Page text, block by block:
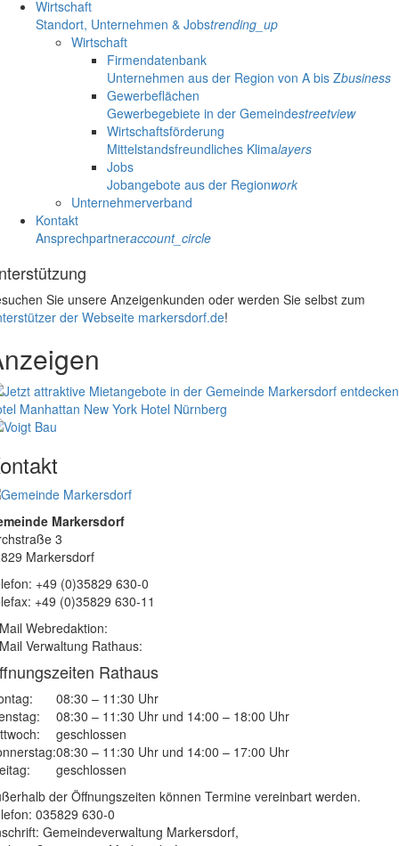
Wirtschaft
Standort, Unternehmen & Jobstrending_up
Wirtschaft
Firmendatenbank
Unternehmen aus der Region von A bis Zbusiness
Gewerbeflächen
Gewerbegebiete in der Gemeindestreetview
Wirtschaftsförderung
Mittelstandsfreundliches Klimalayers
Jobs
Jobangebote aus der Regionwork
Unternehmerverband
Kontakt
Ansprechpartneraccount_circle
Sie unsere Anzeigenkunden oder werden Sie selbst zum
der Webseite markersdorf.de!
Manhattan New York Hotel Nürnberg
Markersdorf
3
Markersdorf
+49 (0)35829 630-0
+49 (0)35829 630-11
Webredaktion:
Verwaltung Rathaus:
Rathaus
08:30 – 11:30 Uhr
08:30 – 11:30 Uhr und 14:00 – 18:00 Uhr
geschlossen
08:30 – 11:30 Uhr und 14:00 – 17:00 Uhr
geschlossen
der Öffnungszeiten können Termine vereinbart werden.
035829 630-0
Gemeindeverwaltung Markersdorf,